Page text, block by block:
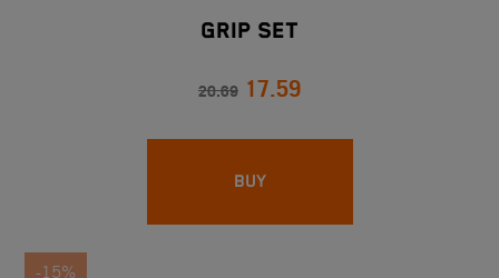
Grip Set
20.69 17.59
BUY
-15%